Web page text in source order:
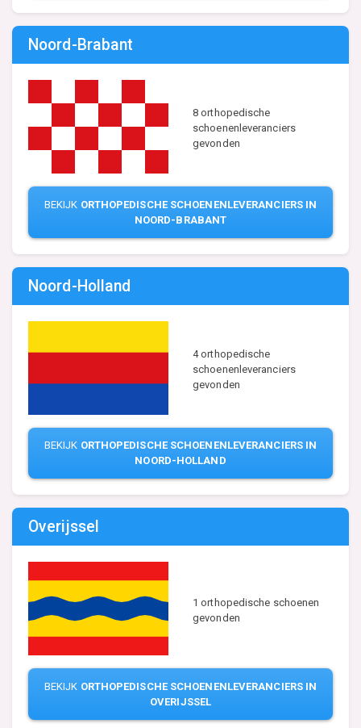
Noord-Brabant
8 orthopedische
schoenenleveranciers
gevonden
BEKIJK ORTHOPEDISCHE SCHOENENLEVERANCIERS IN
NOORD-BRABANT
Noord-Holland
4 orthopedische
schoenenleveranciers
gevonden
BEKIJK ORTHOPEDISCHE SCHOENENLEVERANCIERS IN
NOORD-HOLLAND
Overijssel
1 orthopedische schoenen
gevonden
BEKIJK ORTHOPEDISCHE SCHOENENLEVERANCIERS IN
OVERIJSSEL